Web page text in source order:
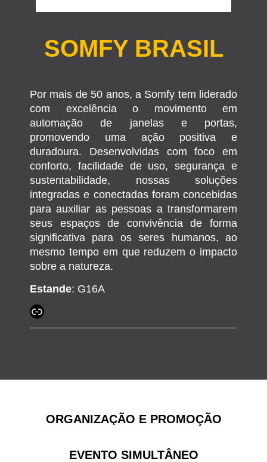
SOMFY BRASIL
Por mais de 50 anos, a Somfy tem liderado
com excelência o movimento em
automação de janelas e portas,
promovendo uma ação positiva e
duradoura. Desenvolvidas com foco em
conforto, facilidade de uso, segurança e
sustentabilidade, nossas soluções
integradas e conectadas foram concebidas
para auxiliar as pessoas a transformarem
seus espaços de convivência de forma
significativa para os seres humanos, ao
mesmo tempo em que reduzem o impacto
sobre a natureza.
Estande: G16A
ORGANIZAÇÃO E PROMOÇÃO
EVENTO SIMULTÂNEO